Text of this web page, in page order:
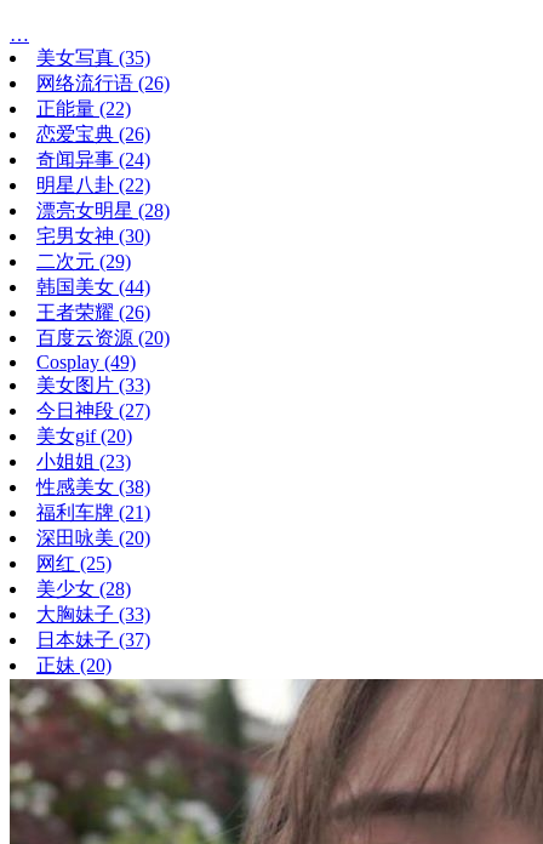
…
美女写真 (35)
网络流行语 (26)
正能量 (22)
恋爱宝典 (26)
奇闻异事 (24)
明星八卦 (22)
漂亮女明星 (28)
宅男女神 (30)
二次元 (29)
韩国美女 (44)
王者荣耀 (26)
百度云资源 (20)
Cosplay (49)
美女图片 (33)
今日神段 (27)
美女gif(20)
小姐姐 (23)
性感美女 (38)
福利车牌 (21)
深田咏美 (20)
网红 (25)
美少女 (28)
大胸妹子 (33)
日本妹子 (37)
正妹 (20)